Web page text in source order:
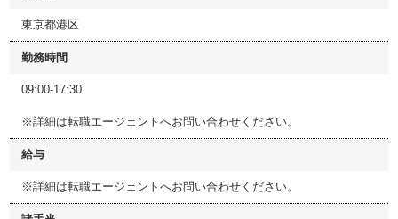
東京都港区
勤務時間
09:00-17:30
※詳細は転職エージェントへお問い合わせください。
給与
※詳細は転職エージェントへお問い合わせください。